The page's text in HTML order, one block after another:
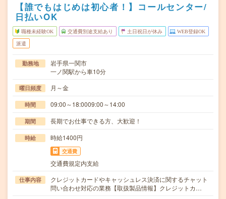
【誰でもはじめは初心者！】コールセンター/
日払いOK
職種未経験OK 交通費別途支給あり 土日祝日が休み WEB登録OK
派遣
勤務地
岩手県一関市
一ノ関駅から車10分
曜日頻度 月～金
時間 09:00～18:0009:00～14:00
期間 長期でお仕事できる方、大歓迎！
時給 時給1400円
交通費
交通費規定内支給
仕事内容
クレジットカードやキャッシュレス決済に関するチャット
問い合わせ対応の業務【取扱製品情報】クレジットカ…